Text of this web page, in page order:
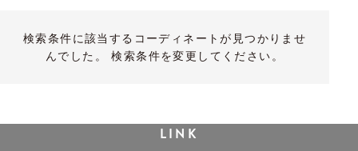
検索条件に該当するコーディネートが見つかりませ
んでした。 検索条件を変更してください。
LINK